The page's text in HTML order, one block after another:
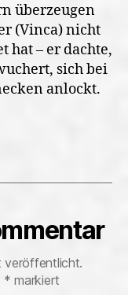
überzeugen
(Vinca) nicht
hat – er dachte,
sich bei
anlockt.
veröffentlicht.
* markiert